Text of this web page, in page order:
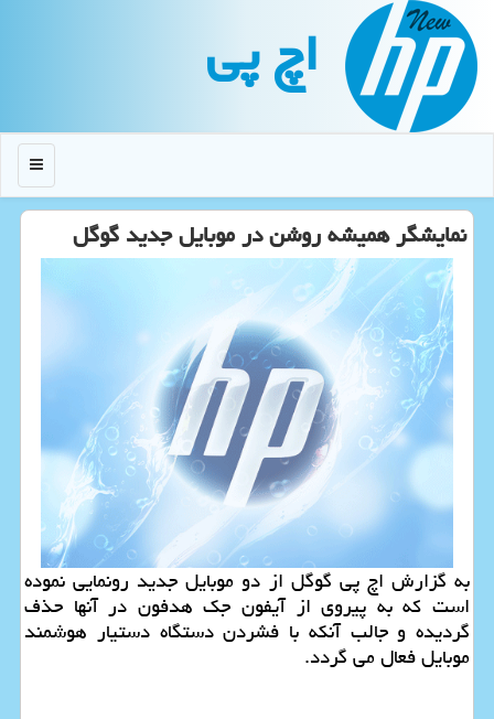
اچ پی
منو
نمایشگر همیشه روشن در موبایل جدید گوگل
به گزارش اچ پی گوگل از دو موبایل جدید رونمایی نموده
است كه به پیروی از آیفون جك هدفون در آنها حذف
گردیده و جالب آنكه با فشردن دستگاه دستیار هوشمند
موبایل فعال می گردد.